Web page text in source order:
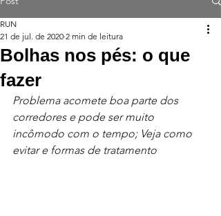
Bolhas nos pés: o que
fazer
RUN
21 de jul. de 2020 2 min de leitura
Problema acomete boa parte dos
corredores e pode ser muito
incômodo com o tempo; Veja como
evitar e formas de tratamento